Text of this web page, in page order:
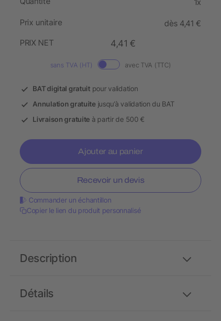
1x
Prix unitaire
dès 4,41 €
PRIX NET
4,41 €
sans TVA (HT) avec TVA (TTC)
BAT digital gratuitpour validation
Annulation gratuitejusqu’à validation du BAT
Livraison gratuite à partir de 500 €
Ajouter au panier
Recevoir un devis
Commander un échantillon
Copier le lien du produit personnalisé
Détails
Description